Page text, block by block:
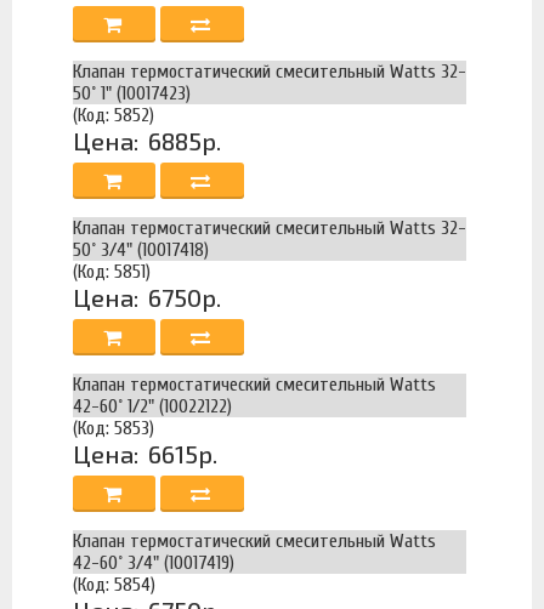
Клапан термостатический смесительный Watts 32-
50˚ 1" (10017423)
(Код: 5852)
Цена: 6885р.
Клапан термостатический смесительный Watts 32-
50˚ 3/4" (10017418)
(Код: 5851)
Цена: 6750р.
Клапан термостатический смесительный Watts
42-60˚ 1/2" (10022122)
(Код: 5853)
Цена: 6615р.
Клапан термостатический смесительный Watts
42-60˚ 3/4" (10017419)
(Код: 5854)